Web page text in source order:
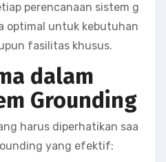
perencanaan sistem g
optimal untuk kebutuhan
fasilitas khusus.
dalam
Grounding
harus diperhatikan saa
yang efektif: